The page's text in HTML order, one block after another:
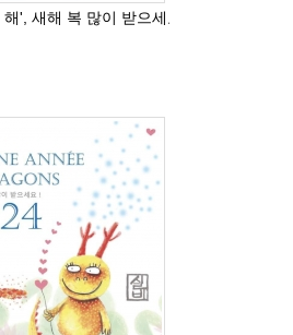
', 새해 복 많이 받으세요 ^^